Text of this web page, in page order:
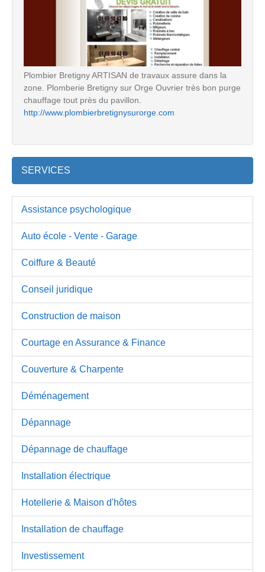
Plombier Bretigny ARTISAN de travaux assure dans la
zone. Plomberie Bretigny sur Orge Ouvrier très bon purge
chauffage tout près du pavillon.
http://www.plombierbretignysurorge.com
SERVICES
Assistance psychologique
Auto école - Vente - Garage
Coiffure & Beauté
Conseil juridique
Construction de maison
Courtage en Assurance & Finance
Couverture & Charpente
Déménagement
Dépannage
Dépannage de chauffage
Installation électrique
Hotellerie & Maison d'hôtes
Installation de chauffage
Investissement